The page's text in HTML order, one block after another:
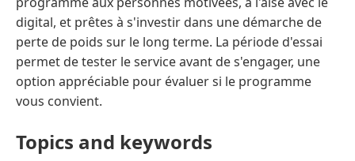
digital, et prêtes à s'investir dans une démarche de
perte de poids sur le long terme. La période d'essai
permet de tester le service avant de s'engager, une
option appréciable pour évaluer si le programme
vous convient.
Topics and keywords